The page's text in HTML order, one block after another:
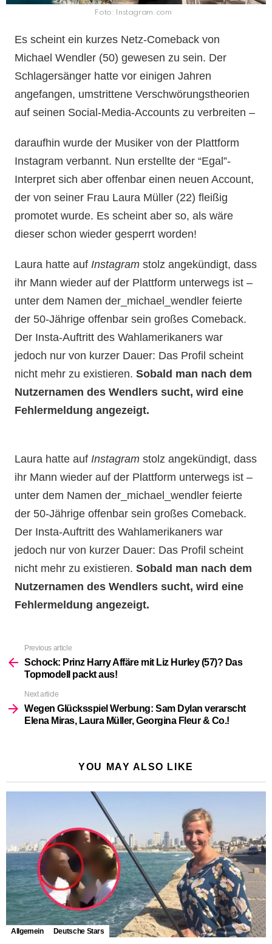
Foto: Instagram.com
Es scheint ein kurzes Netz-Comeback von
Michael Wendler (50) gewesen zu sein. Der
Schlagersänger hatte vor einigen Jahren
angefangen, umstrittene Verschwörungstheorien
auf seinen Social-Media-Accounts zu verbreiten –
daraufhin wurde der Musiker von der Plattform
Instagram verbannt. Nun erstellte der “Egal”-
Interpret sich aber offenbar einen neuen Account,
der von seiner Frau Laura Müller (22) fleißig
promotet wurde. Es scheint aber so, als wäre
dieser schon wieder gesperrt worden!
Laura hatte auf Instagram stolz angekündigt, dass
ihr Mann wieder auf der Plattform unterwegs ist –
unter dem Namen der_michael_wendler feierte
der 50-Jährige offenbar sein großes Comeback.
Der Insta-Auftritt des Wahlamerikaners war
jedoch nur von kurzer Dauer: Das Profil scheint
nicht mehr zu existieren.Sobald man nach dem
Nutzernamen des Wendlers sucht, wird eine
Fehlermeldung angezeigt.
Laura hatte auf Instagram stolz angekündigt, dass
ihr Mann wieder auf der Plattform unterwegs ist –
unter dem Namen der_michael_wendler feierte
der 50-Jährige offenbar sein großes Comeback.
Der Insta-Auftritt des Wahlamerikaners war
jedoch nur von kurzer Dauer: Das Profil scheint
nicht mehr zu existieren.Sobald man nach dem
Nutzernamen des Wendlers sucht, wird eine
Fehlermeldung angezeigt.
more
Previous article
Schock: Prinz Harry Affäre mit Liz Hurley (57)? Das
Topmodell packt aus!
Next article
Wegen Glücksspiel Werbung: Sam Dylan verarscht
Elena Miras, Laura Müller, Georgina Fleur & Co.!
YOU MAY ALSO LIKE
Allgemein Deutsche Stars